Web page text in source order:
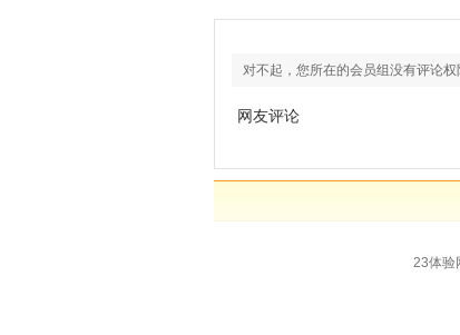
对不起，您所在的会员组没有评论权
网友评论
23体验